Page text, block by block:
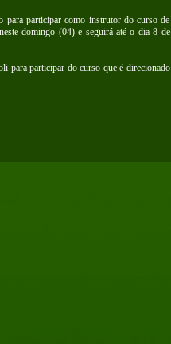
participar como instrutor do curso de
domingo (04) e seguirá até o dia 8 de
para participar do curso que é direcionado